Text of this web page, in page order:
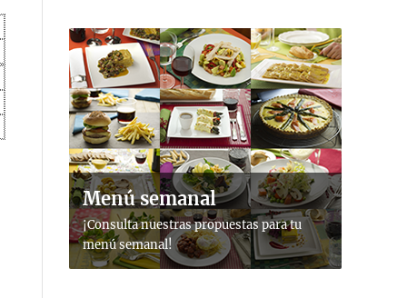
Menú semanal
¡Consulta nuestras propuestas para tu
menú semanal!